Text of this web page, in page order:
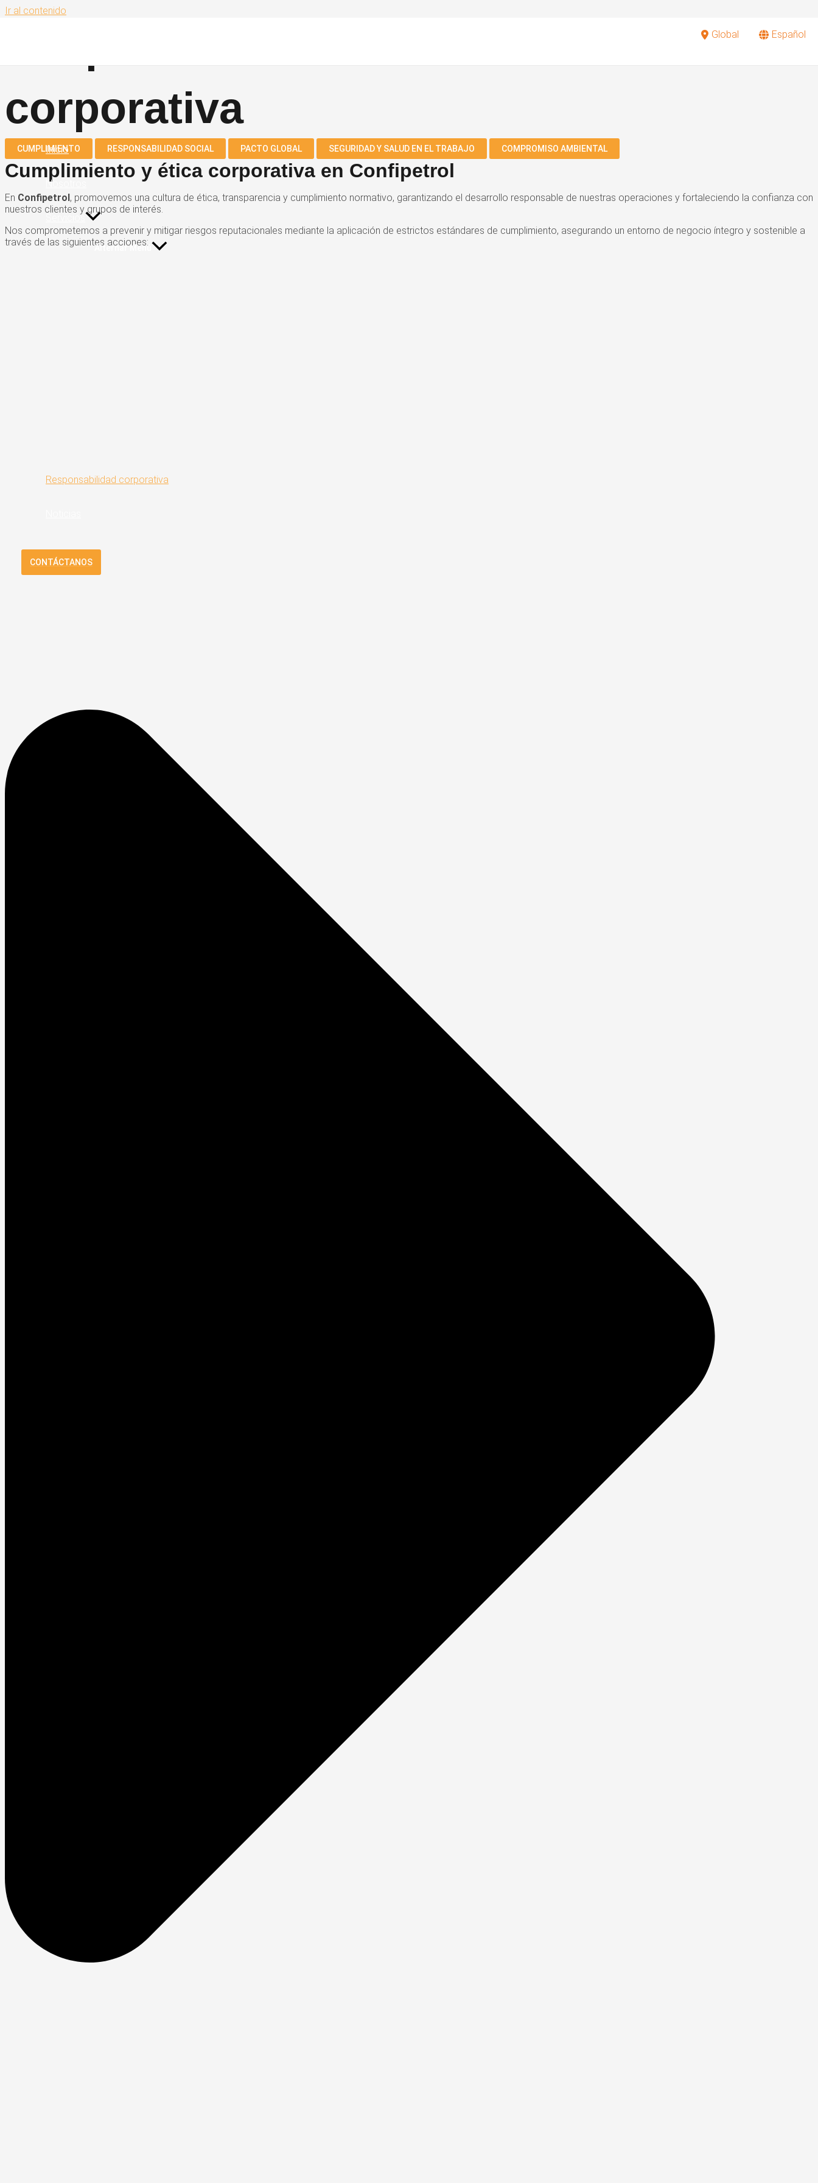
Ir al contenido
Inicio
Nosotros
Servicios
Alternar Menú
Responsabilidad corporativa
CONTÁCTANOS
corporativa
CUMPLIMIENTO RESPONSABILIDAD SOCIAL PACTO GLOBAL SEGURIDAD Y SALUD EN EL TRABAJO COMPROMISO AMBIENTAL
Cumplimiento y ética corporativa en Confipetrol
En Confipetrol, promovemos una cultura de ética, transparencia y cumplimiento normativo, garantizando el desarrollo responsable de nuestras operaciones y fortaleciendo la confianza con
nuestros clientes y grupos de interés.
Nos comprometemos a prevenir y mitigar riesgos reputacionales mediante la aplicación de estrictos estándares de cumplimiento, asegurando un entorno de negocio íntegro y sostenible a
través de las siguientes acciones: